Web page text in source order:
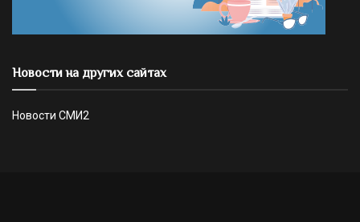
Новости на других сайтах
Новости СМИ2